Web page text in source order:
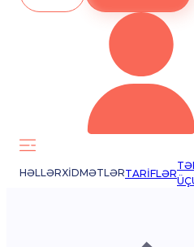
HƏLLƏRXIDMƏTLƏRTARIFLƏR